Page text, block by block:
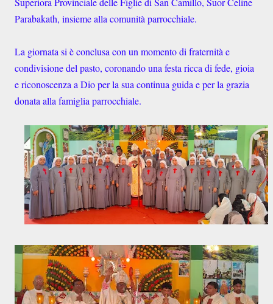
Parabakath, insieme alla comunità parrocchiale.
La giornata si è conclusa con un momento di fraternità e
condivisione del pasto, coronando una festa ricca di fede, gioia
e riconoscenza a Dio per la sua continua guida e per la grazia
donata alla famiglia parrocchiale.